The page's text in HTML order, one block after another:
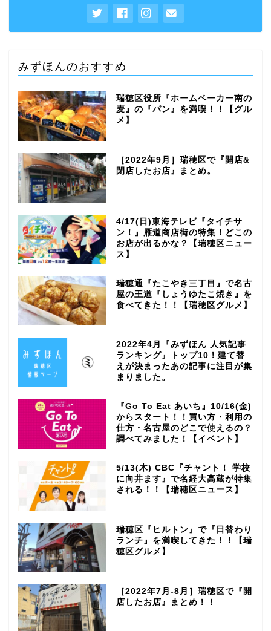
みずほんのおすすめ
瑞穂区役所『ホームベーカー南の
麦』の『パン』を満喫！！【グル
メ】
［2022年9月］瑞穂区で『開店&
閉店したお店』まとめ。
4/17(日)東海テレビ『タイチサ
ン！』雁道商店街の特集！どこの
お店が出るかな？【瑞穂区ニュー
ス】
瑞穂通『たこやき三丁目』で名古
屋の王道『しょうゆたこ焼き』を
食べてきた！！【瑞穂区グルメ】
2022年4月『みずほん 人気記事
ランキング』トップ10！建て替
えが決まったあの記事に注目が集
まりました。
『Go To Eat あいち』10/16(金)
からスタート！！買い方・利用の
仕方・名古屋のどこで使えるの？
調べてみました！【イベント】
5/13(木) CBC『チャント！ 学校
に向井ます』で名経大高蔵が特集
される！！【瑞穂区ニュース】
瑞穂区『ヒルトン』で『日替わり
ランチ』を満喫してきた！！【瑞
穂区グルメ】
［2022年7月-8月］瑞穂区で『開
店したお店』まとめ！！